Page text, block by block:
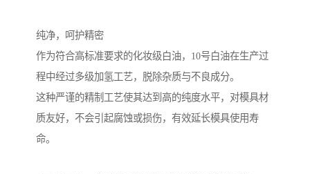
纯净，呵护精密
作为符合高标准要求的化妆级白油，10号白油在生产过
程中经过多级加氢工艺，脱除杂质与不良成分。
这种严谨的精制工艺使其达到高的纯度水平，对模具材
质友好，不会引起腐蚀或损伤，有效延长模具使用寿
命。